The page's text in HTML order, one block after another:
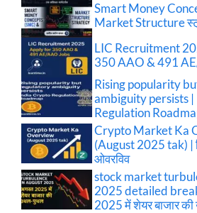
Smart Money
Market Structure
LIC Recruitment
350 AAO & 491
Rising popularity
ambiguity persists
Regulation
Crypto Market Ka
(August 2025 tak) |
ओवरविव
stock market
2025 detailed
2025 में शेयर बाजार